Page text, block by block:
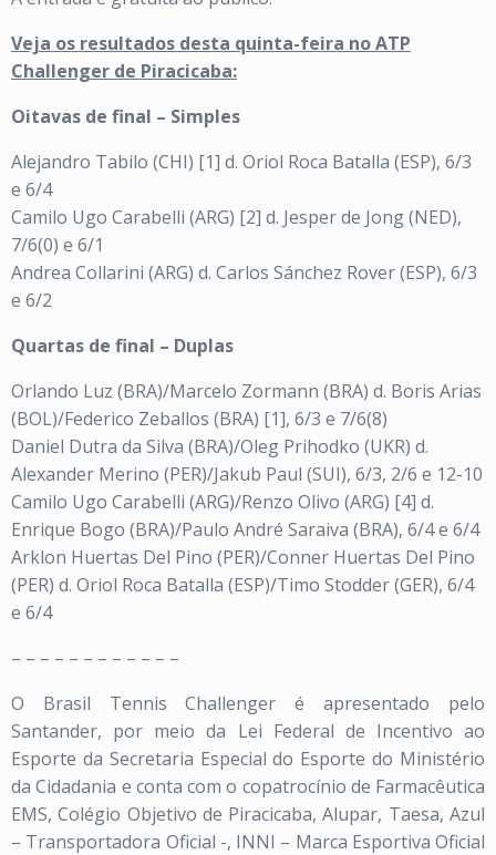
Veja os resultados desta quinta-feira no ATP
Challenger de Piracicaba:
Oitavas de final – Simples
Alejandro Tabilo (CHI) [1] d. Oriol Roca Batalla (ESP), 6/3
e 6/4
Camilo Ugo Carabelli (ARG) [2] d. Jesper de Jong (NED),
7/6(0) e 6/1
Andrea Collarini (ARG) d. Carlos Sánchez Rover (ESP), 6/3
e 6/2
Quartas de final – Duplas
Orlando Luz (BRA)/Marcelo Zormann (BRA) d. Boris Arias
(BOL)/Federico Zeballos (BRA) [1], 6/3 e 7/6(8)
Daniel Dutra da Silva (BRA)/Oleg Prihodko (UKR) d.
Alexander Merino (PER)/Jakub Paul (SUI), 6/3, 2/6 e 12-10
Camilo Ugo Carabelli (ARG)/Renzo Olivo (ARG) [4] d.
Enrique Bogo (BRA)/Paulo André Saraiva (BRA), 6/4 e 6/4
Arklon Huertas Del Pino (PER)/Conner Huertas Del Pino
(PER) d. Oriol Roca Batalla (ESP)/Timo Stodder (GER), 6/4
e 6/4
– – – – – – – – – – – –
O Brasil Tennis Challenger é apresentado pelo
Santander, por meio da Lei Federal de Incentivo ao
Esporte da Secretaria Especial do Esporte do Ministério
da Cidadania e conta com o copatrocínio de Farmacêutica
EMS, Colégio Objetivo de Piracicaba, Alupar, Taesa, Azul
– Transportadora Oficial -, INNI – Marca Esportiva Oficial